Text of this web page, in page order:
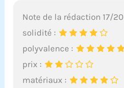
Note de la rédaction 17/20
solidité :
polyvalence :
prix :
matériaux :